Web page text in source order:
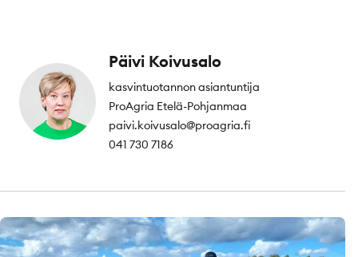
Päivi Koivusalo
kasvintuotannon asiantuntija
ProAgria Etelä-Pohjanmaa
paivi.koivusalo@proagria.fi
041 730 7186